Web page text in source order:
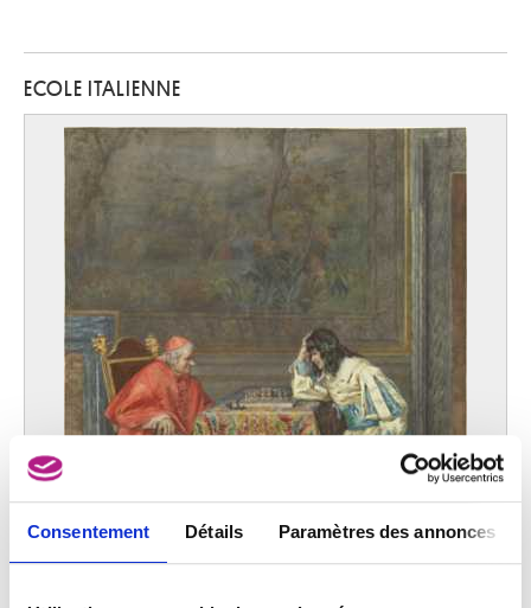
Consentement Détails Paramètres des annonces
milieu XVIe siècle
Ecole allemande
quatrième quart XVIe siècle
Ecole allemande, Allemagne méridionale
Ecole allemande, Rhin Moyen
première moitié XVe siècle
Ecole anglaise
XVIe siècle
Ecole anglaise
XVIIe siècle
Ecole autrichienne
quatrième quart XVIIIe siècle
premier quart XVIIIe siècle
ECOLE ITALIENNE